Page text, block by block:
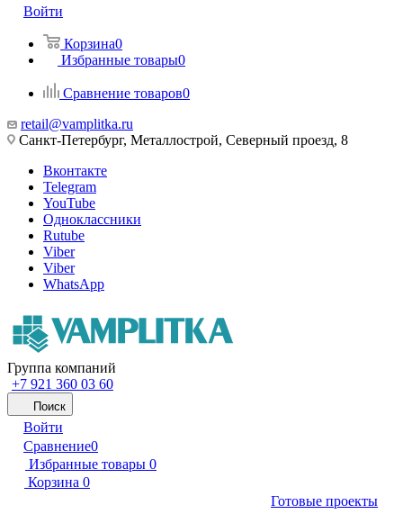
Войти
Корзина0
Избранные товары0
Сравнение товаров0
retail@vamplitka.ru
Санкт-Петербург, Металлострой, Северный проезд, 8
Вконтакте
Telegram
YouTube
Одноклассники
Rutube
Viber
Viber
WhatsApp
Группа компаний
+7 921 360 03 60
Поиск
Войти
Сравнение0
Избранные товары 0
Корзина 0
Готовые проекты